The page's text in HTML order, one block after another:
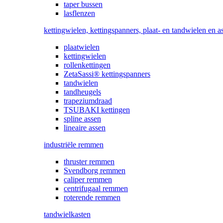
taper bussen
lasflenzen
kettingwielen, kettingspanners, plaat- en tandwielen en
plaatwielen
kettingwielen
rollenkettingen
ZetaSassi® kettingspanners
tandwielen
tandheugels
trapeziumdraad
TSUBAKI kettingen
spline assen
lineaire assen
industriële remmen
thruster remmen
Svendborg remmen
caliper remmen
centrifugaal remmen
roterende remmen
tandwielkasten